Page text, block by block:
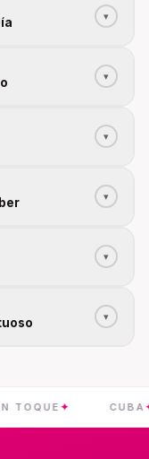
▾
▾
▾
▾
▾
▾
✦ CUBA ✦